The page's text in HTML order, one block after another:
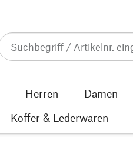
Herren Damen
Koffer & Lederwaren